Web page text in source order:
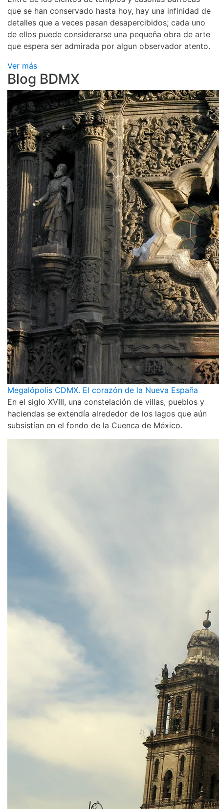
que se han conservado hasta hoy, hay una infinidad de
detalles que a veces pasan desapercibidos; cada uno
de ellos puede considerarse una pequeña obra de arte
que espera ser admirada por algun observador atento.
Ver más
Blog BDMX
Megalópolis CDMX. El corazón de la Nueva España
En el siglo XVIII, una constelación de villas, pueblos y
haciendas se extendía alrededor de los lagos que aún
subsistían en el fondo de la Cuenca de México.